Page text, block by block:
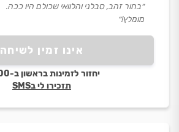
אינו זמין לשיחה
יחזור לזמינות בראשון ב-07:00
תזכירו לי בSMS
״בחור זהב, סבלני והלוואי שכולם היו ככה.
מומלץ!״